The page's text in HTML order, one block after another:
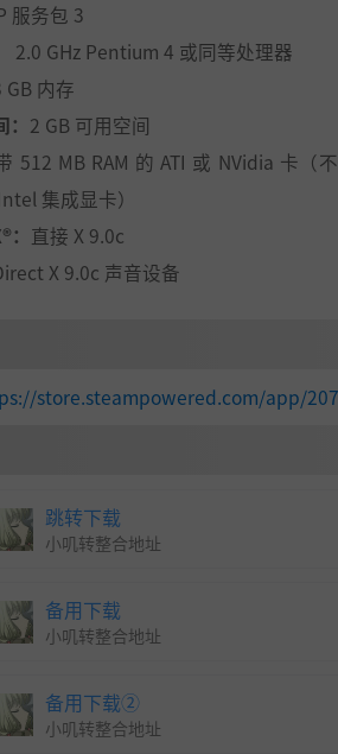
服务包 3
2.0 GHz Pentium 4 或同等处理器
GB 内存
2 GB 可用空间
512 MB RAM 的 ATI 或 NVidia 卡（
集成显卡）
直接 X 9.0c
X 9.0c 声音设备
store.steampowered.com/app/
跳转下载
小叽转整合地址
备用下载
小叽转整合地址
备用下载②
小叽转整合地址